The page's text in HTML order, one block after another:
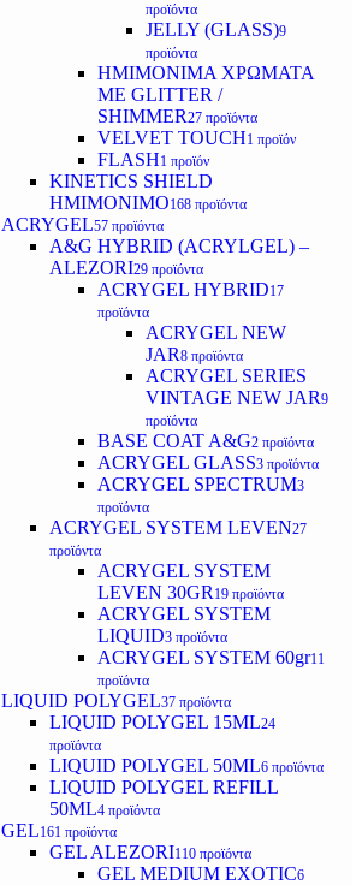
προϊόντα
JELLY (GLASS)9
προϊόντα
ΗΜΙΜΟΝΙΜA ΧΡΩΜΑΤΑ
ΜΕ GLITTER /
SHIMMER27 προϊόντα
VELVET TOUCH1 προϊόν
FLASH1 προϊόν
KINETICS SHIELD
ΗΜΙΜΟΝΙΜΟ168 προϊόντα
ACRYGEL57 προϊόντα
A&G HYBRID (ACRYLGEL) –
ALEZORI29 προϊόντα
ACRYGEL HYBRID17
προϊόντα
ACRYGEL NEW
JAR8 προϊόντα
ACRYGEL SERIES
VINTAGE NEW JAR9
προϊόντα
BASE COAT A&G2 προϊόντα
ACRYGEL GLASS3 προϊόντα
ACRYGEL SPECTRUM3
προϊόντα
ACRYGEL SYSTEM LEVEN27
προϊόντα
ACRYGEL SYSTEM
LEVEN 30GR 19 προϊόντα
ACRYGEL SYSTEM
LIQUID3 προϊόντα
ACRYGEL SYSTEM 60gr11
προϊόντα
LIQUID POLYGEL37 προϊόντα
LIQUID POLYGEL 15ML24
προϊόντα
LIQUID POLYGEL 50ML6 προϊόντα
LIQUID POLYGEL REFILL
50ML4 προϊόντα
GEL161 προϊόντα
GEL ALEZORI110 προϊόντα
GEL MEDIUM EXOTIC6